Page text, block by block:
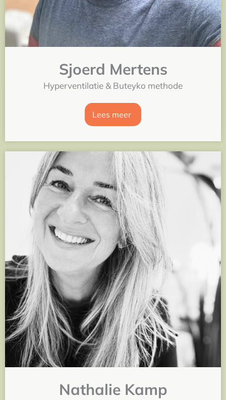
Sjoerd Mertens
Hyperventilatie & Buteyko methode
Lees meer
Nathalie Kamp